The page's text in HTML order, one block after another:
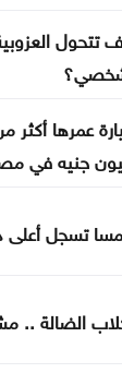
غير
نسعى
تتحول
جنيه في
تسجل أعلى
الضالة ..